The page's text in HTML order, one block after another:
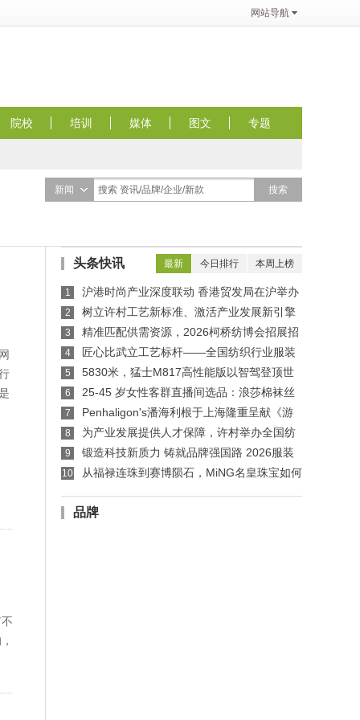
网站导航
院校 培训 媒体 图文 专题
新闻 搜索 资讯/品牌/企业/新款 搜索
最新 今日排行 本周上榜
头条快讯
1
沪港时尚产业深度联动 香港贸发局在沪举办
买手沙龙，推动业界交流
2
树立许村工艺新标准、激活产业发展新引擎
——纺织行业服装制版师/缝纫工（服装制作工）
职业技能竞赛许村选拔赛圆满收官！
3
精准匹配供需资源，2026柯桥纺博会招展招
商对接会即将举行！
4
匠心比武立工艺标杆——全国纺织行业服装
制版师、缝纫工技能竞赛许村选拔赛开赛
5
5830米，猛士M817高性能版以智驾登顶世
界公路之巅
6
25-45 岁女性客群直播间选品：浪莎棉袜丝
袜适配指南
7
Penhaligon's潘海利根于上海隆重呈献《游
弋之地：伦敦名流录》主题展览 致敬肖像兽首系
列十周年传奇篇章
8
为产业发展提供人才保障，许村举办全国纺
织行业服装制版师/缝纫工职业技能竞赛选拔赛
9
锻造科技新质力 铸就品牌强国路 2026服装
行业科技创新大会在杭州临平召开
10
从福禄连珠到赛博陨石，MiNG名皇珠宝如何
品牌